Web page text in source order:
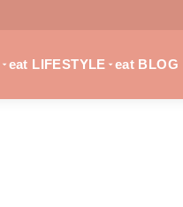
eat LIFESTYLE eat BLOG